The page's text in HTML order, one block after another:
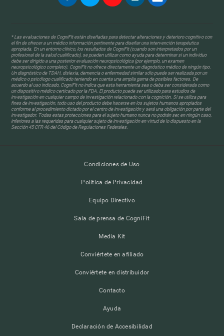
* Las evaluaciones de CogniFit están diseñadas para detectar alteraciones y deterioro cognitivo con
el fin de ofrecer a un médico información pertinente para diseñar una intervención terapéutica
apropiada. En un entorno clínico, los resultados de CogniFit (cuando son interpretados por un
profesional de la salud cualificado), se pueden utilizar como ayuda para determinar si un individuo
debe ser dirigido a una posterior evaluación neuropsicológica (por ejemplo, un examen
neuropsicológico completo). CogniFit no ofrece directamente un diagnóstico médico de ningún tipo.
Un diagnóstico de TDAH, dislexia, demencia o enfermedad similar sólo puede ser realizada por un
médico o psicólogo cualificado teniendo en cuenta una amplia gama de posibles factores. De
acuerdo al uso indicado, CogniFit no indica que esta herramienta sea o deba ser considerada como
un dispositivo médico certicado por la FDA. El producto puede ser utilizado para estudios de
investigación en cualquier campo de investigación relacionado con la cognición. Si se utiliza para
fines de investigación, todo uso del producto debe hacerse en los sujetos humanos apropiados
conforme al procedimiento dictado por el centro de investigación y será una obligación por parte del
investigador. Todas estas protecciones para el sujeto humano nunca no podrán ser, en ningún caso,
inferiores a las requeridas para cualquier sujeto de investigación en virtud de lo dispuesto en la
Sección 45 CFR 46 del Código de Regulaciones Federales.
Condiciones de Uso
Política de Privacidad
Equipo Directivo
Sala de prensa de CogniFit
Media Kit
Conviértete en afiliado
Conviértete en distribuidor
Contacto
Ayuda
Declaración de Accesibilidad